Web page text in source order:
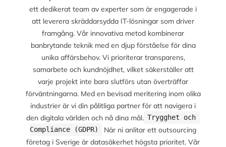
ett dedikerat team av experter som är engagerade i
att leverera skräddarsydda IT-lösningar som driver
framgång. Vår innovativa metod kombinerar
banbrytande teknik med en djup förståelse för dina
unika affärsbehov. Vi prioriterar transparens,
samarbete och kundnöjdhet, vilket säkerställer att
varje projekt inte bara slutförs utan överträffar
förväntningarna. Med en bevisad meritering inom olika
industrier är vi din pålitliga partner för att navigera i
den digitala världen och nå dina mål. Trygghet och
Compliance (GDPR)
När ni anlitar ett outsourcing
företag i Sverige är datasäkerhet högsta prioritet. Vår